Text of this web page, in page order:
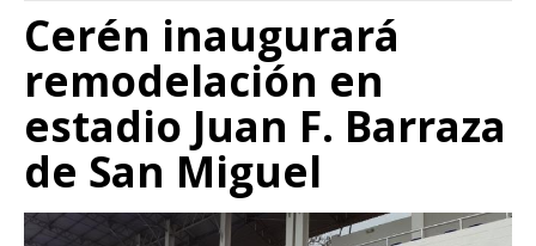
Cerén inaugurará
remodelación en
estadio Juan F. Barraza
de San Miguel